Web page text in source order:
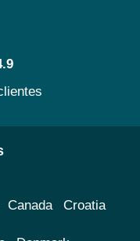
Canada Croatia